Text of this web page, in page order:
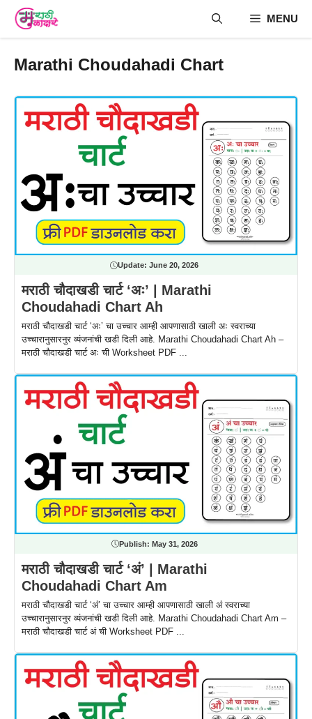
content
MENU
Marathi Choudahadi Chart
Update: June 20, 2026
मराठी चौदाखडी चार्ट ‘अः’ | Marathi
Choudahadi Chart Ah
मराठी चौदाखडी चार्ट ‘अः’ चा उच्चार आम्ही आपणासाठी खाली अः स्वराच्या
उच्चारानुसारनुर व्यंजनांची खडी दिली आहे. Marathi Choudahadi Chart Ah –
मराठी चौदाखडी चार्ट अः ची Worksheet PDF ...
Publish: May 31, 2026
मराठी चौदाखडी चार्ट ‘अं’ | Marathi
Choudahadi Chart Am
मराठी चौदाखडी चार्ट ‘अं’ चा उच्चार आम्ही आपणासाठी खाली अं स्वराच्या
उच्चारानुसारनुर व्यंजनांची खडी दिली आहे. Marathi Choudahadi Chart Am –
मराठी चौदाखडी चार्ट अं ची Worksheet PDF ...